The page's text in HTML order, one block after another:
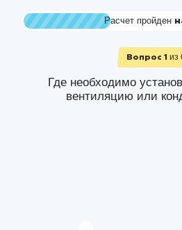
Расчет пройден
Вопрос 1 из
Где необходимо
вентиляцию или